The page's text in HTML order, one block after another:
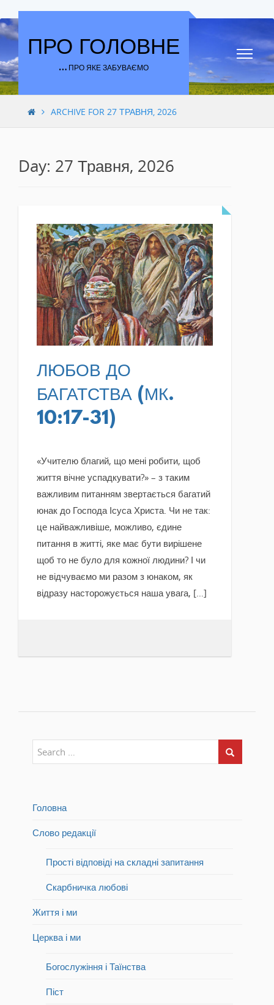
Skip to content
ПРО ГОЛОВНЕ
… ПРО ЯКЕ ЗАБУВАЄМО
ARCHIVE FOR 27 ТРАВНЯ, 2026
Day: 27 Травня, 2026
READ MORE
ЛЮБОВ ДО
БАГАТСТВА (МК.
10:17-31)
«Учителю благий, що мені робити, щоб
життя вічне успадкувати?» – з таким
важливим питанням звертається багатий
юнак до Господа Ісуса Христа. Чи не так:
це найважливіше, можливо, єдине
питання в житті, яке має бути вирішене
щоб то не було для кожної людини? І чи
не відчуваємо ми разом з юнаком, як
відразу насторожується наша увага, […]
Головна
Слово редакції
Прості відповіді на складні запитання
Скарбничка любові
Життя і ми
Церква і ми
Богослужіння і Таїнства
Піст